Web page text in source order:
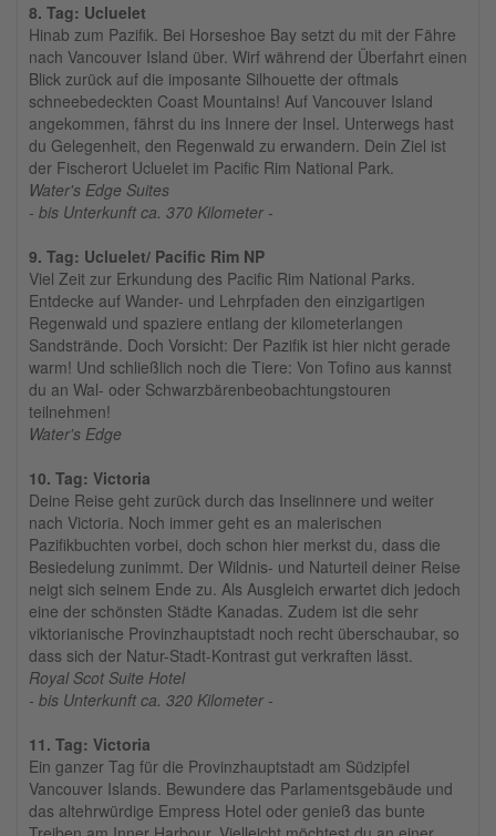
8. Tag: Ucluelet
Hinab zum Pazifik. Bei Horseshoe Bay setzt du mit der Fähre
nach Vancouver Island über. Wirf während der Überfahrt einen
Blick zurück auf die imposante Silhouette der oftmals
schneebedeckten Coast Mountains! Auf Vancouver Island
angekommen, fährst du ins Innere der Insel. Unterwegs hast
du Gelegenheit, den Regenwald zu erwandern. Dein Ziel ist
der Fischerort Ucluelet im Pacific Rim National Park.
Water's Edge Suites
- bis Unterkunft ca. 370 Kilometer -
9. Tag: Ucluelet/ Pacific Rim NP
Viel Zeit zur Erkundung des Pacific Rim National Parks.
Entdecke auf Wander- und Lehrpfaden den einzigartigen
Regenwald und spaziere entlang der kilometerlangen
Sandstrände. Doch Vorsicht: Der Pazifik ist hier nicht gerade
warm! Und schließlich noch die Tiere: Von Tofino aus kannst
du an Wal- oder Schwarzbärenbeobachtungstouren
teilnehmen!
Water's Edge
10. Tag: Victoria
Deine Reise geht zurück durch das Inselinnere und weiter
nach Victoria. Noch immer geht es an malerischen
Pazifikbuchten vorbei, doch schon hier merkst du, dass die
Besiedelung zunimmt. Der Wildnis- und Naturteil deiner Reise
neigt sich seinem Ende zu. Als Ausgleich erwartet dich jedoch
eine der schönsten Städte Kanadas. Zudem ist die sehr
viktorianische Provinzhauptstadt noch recht überschaubar, so
dass sich der Natur-Stadt-Kontrast gut verkraften lässt.
Royal Scot Suite Hotel
- bis Unterkunft ca. 320 Kilometer -
11. Tag: Victoria
Ein ganzer Tag für die Provinzhauptstadt am Südzipfel
Vancouver Islands. Bewundere das Parlamentsgebäude und
das altehrwürdige Empress Hotel oder genieß das bunte